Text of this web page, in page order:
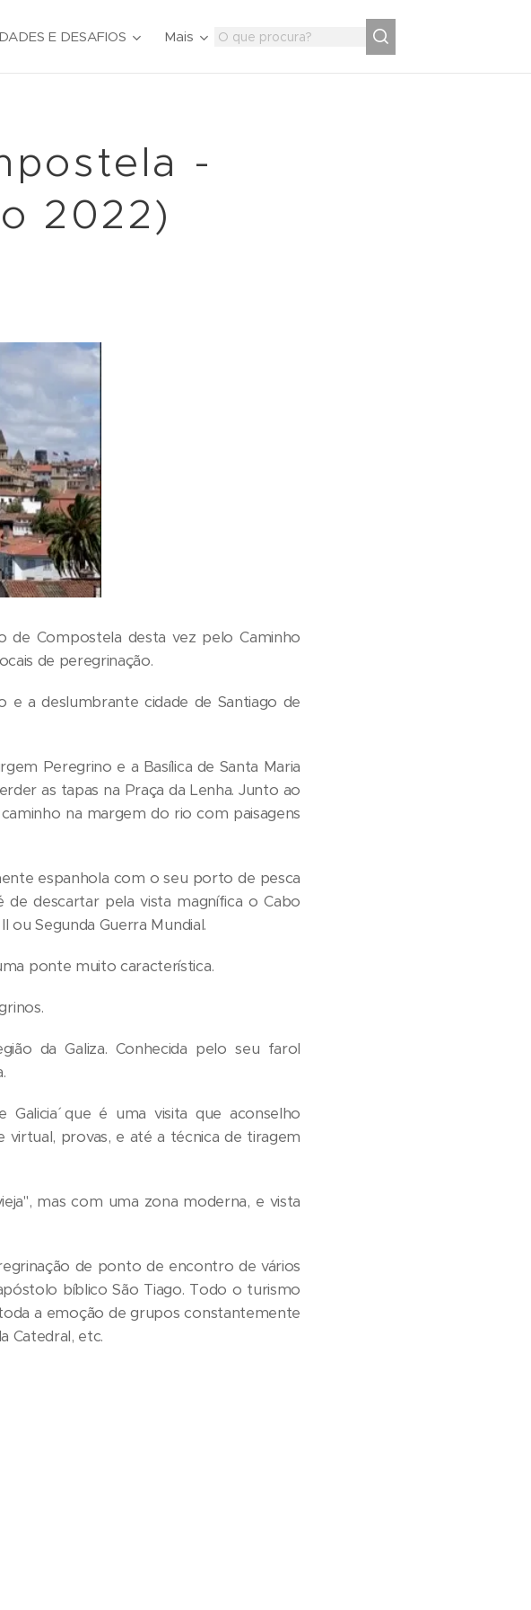
E DESAFIOS Mais
-
2022)
de Compostela desta vez pelo Caminho
de peregrinação.
e a deslumbrante cidade de Santiago de
Peregrino e a Basílica de Santa Maria
as tapas na Praça da Lenha. Junto ao
na margem do rio com paisagens
espanhola com o seu porto de pesca
de descartar pela vista magnífica o Cabo
ou Segunda Guerra Mundial.
ponte muito característica.
da Galiza. Conhecida pelo seu farol
que é uma visita que aconselho
virtual, provas, e até a técnica de tiragem
mas com uma zona moderna, e vista
de ponto de encontro de vários
bíblico São Tiago. Todo o turismo
a emoção de grupos constantemente
Catedral, etc.